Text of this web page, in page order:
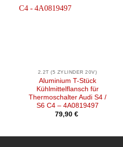
2.2T (5 ZYLINDER 20V)
Aluminium T-Stück
Kühlmittelflansch für
Thermoschalter Audi S4 /
S6 C4 – 4A0819497
79,90 €